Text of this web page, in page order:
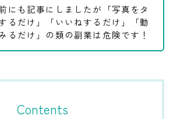
にも記事にしましたが「写真をタ
るだけ」「いいねするだけ」「動
るだけ」の類の副業は危険です！
Contents